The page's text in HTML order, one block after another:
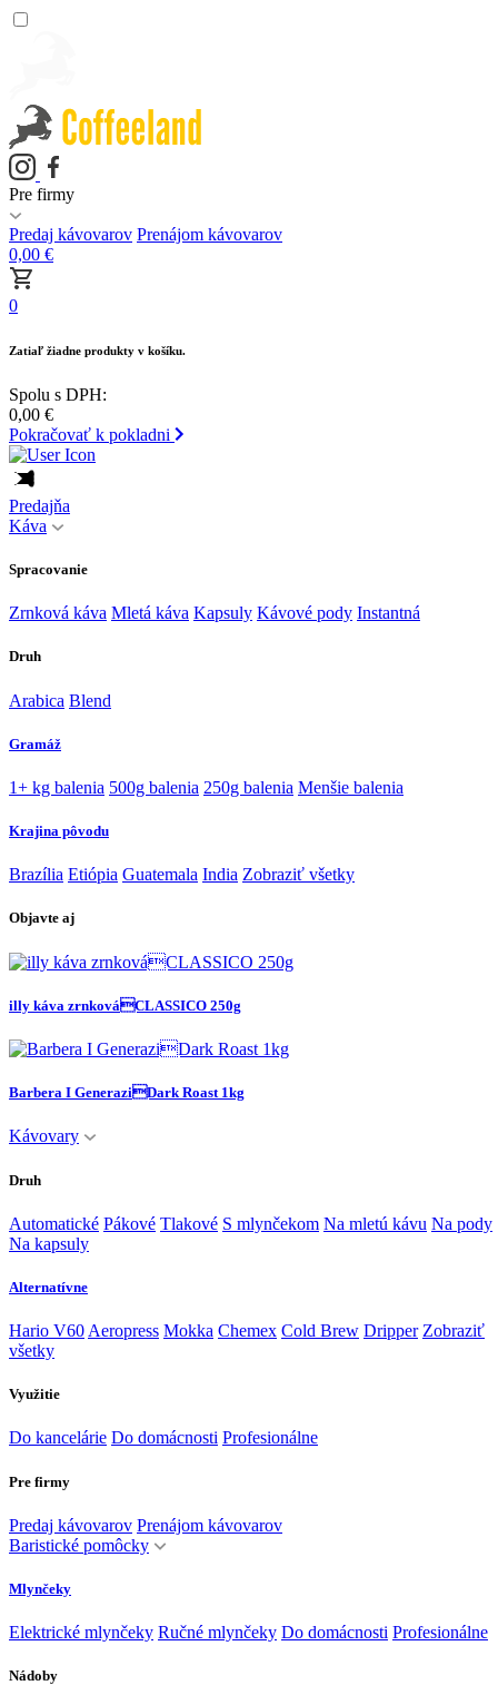
Pre firmy
Predaj kávovarov Prenájom kávovarov
0,00 €
0
Zatiaľ žiadne produkty v košíku.
Spolu s DPH:
0,00 €
Pokračovať k pokladni
Predajňa
Káva
Spracovanie
Zrnková káva Mletá káva Kapsuly Kávové pody Instantná
Druh
Arabica Blend
Gramáž
1+ kg balenia 500g balenia 250g balenia Menšie balenia
Krajina pôvodu
Brazília Etiópia Guatemala India Zobraziť všetky
Objavte aj
illy káva zrnkováCLASSICO 250g
Barbera I GeneraziDark Roast 1kg
Kávovary
Druh
Automatické Pákové Tlakové S mlynčekom Na mletú kávu Na pody
Na kapsuly
Alternatívne
Hario V60 Aeropress Mokka Chemex Cold Brew Dripper Zobraziť
všetky
Využitie
Do kancelárie Do domácnosti Profesionálne
Pre firmy
Predaj kávovarov Prenájom kávovarov
Baristické pomôcky
Mlynčeky
Elektrické mlynčeky Ručné mlynčeky Do domácnosti Profesionálne
Nádoby